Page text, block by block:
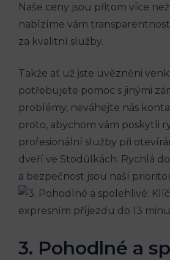
Naše ceny jsou⁤ přitom více
nabízíme vám
za‌ kvalitní služby.
Takže ať už ‍jste uvězněni
potřebujete pomoc ⁣s jinými
problémy,⁤ neváhejte nás‍
proto, ​abychom vám poskytli
profesionální‌ služby při
dveří⁤ ve ⁤Stodůlkách. Rychlá
a⁣ bezpečnost ‍jsou naší
3. Pohodlné⁣ a